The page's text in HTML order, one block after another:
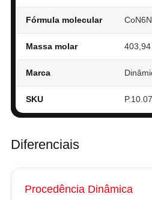
Fórmula molecular
Massa molar
Marca
SKU
Diferenciais
Procedência Dinâmica